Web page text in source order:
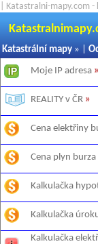
| Katastralni-mapy.com
Katastrální mapy » |
Moje IP adresa »
REALITY v ČR »
Cena elektřiny
Cena plyn burza
Kalkulačka
Kalkulačka
Kalkulačka